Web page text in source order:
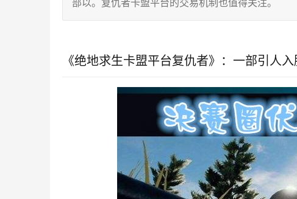
部以。复仇者卡盟平台的交易机制也值得关注。
《绝地求生卡盟平台复仇者》：一部引人